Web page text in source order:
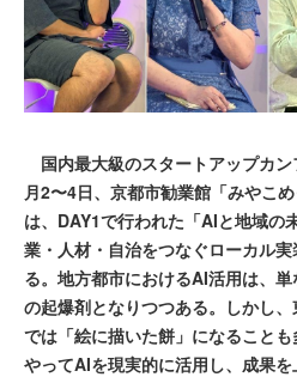
国内最大級のスタートアップカ
月2〜4日、京都市勧業館「みやこ
は、DAY1で行われた「AIと地域
業・人材・自治をつなぐローカル
る。地方都市におけるAI活用は、
の起爆剤となりつつある。しかし
では「絵に描いた餅」になること
やってAIを現実的に活用し、成果